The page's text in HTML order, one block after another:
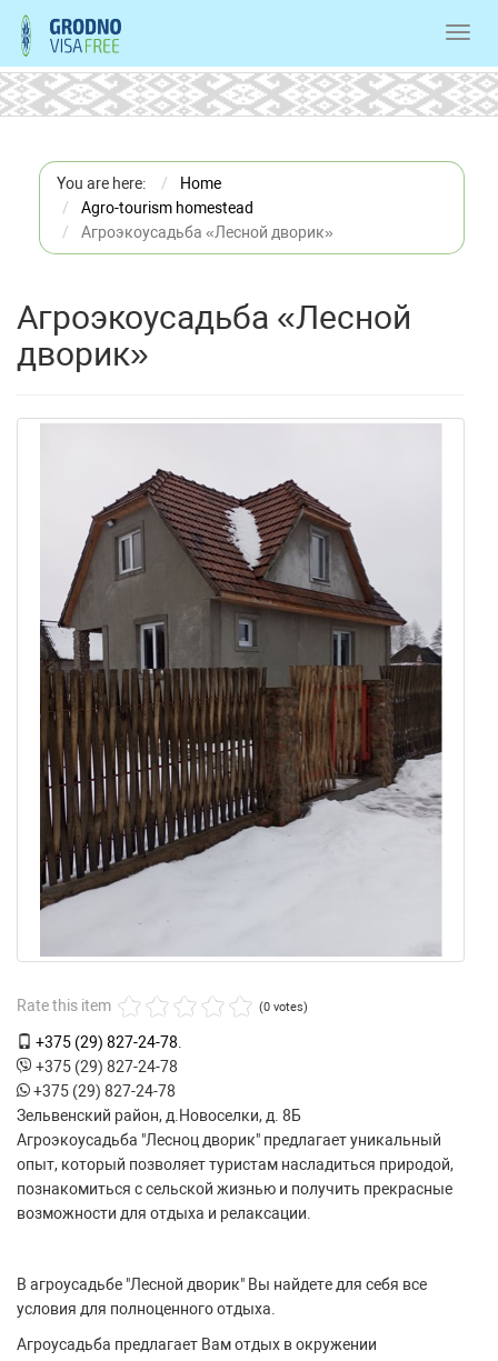
You are here:
Home
Agro-tourism homestead
Агроэкоусадьба «Лесной дворик»
Агроэкоусадьба «Лесной
дворик»
Rate this item (0 votes)
+375 (29) 827-24-78
+375 (29) 827-24-78
+375 (29) 827-24-78
Зельвенский район, д.Новоселки, д. 8Б
Агроэкоусадьба "Лесноц дворик" предлагает уникальный
опыт, который позволяет туристам насладиться природой,
познакомиться с сельской жизнью и получить прекрасные
возможности для отдыха и релаксации.
В агроусадьбе "Лесной дворик" Вы найдете для себя все
условия для полноценного отдыха.
Агроусадьба предлагает Вам отдых в окружении